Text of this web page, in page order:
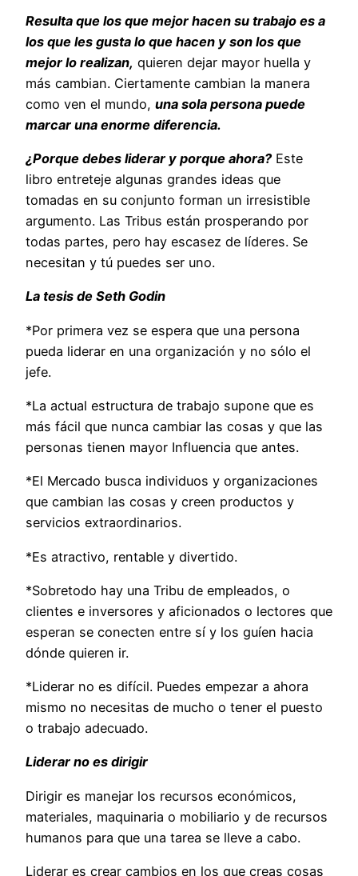
Resulta que los que mejor hacen su trabajo es a
los que les gusta lo que hacen y son los que
mejor lo realizan, quieren dejar mayor huella y
más cambian. Ciertamente cambian la manera
como ven el mundo, una sola persona puede
marcar una enorme diferencia.
¿Porque debes liderar y porque ahora? Este
libro entreteje algunas grandes ideas que
tomadas en su conjunto forman un irresistible
argumento. Las Tribus están prosperando por
todas partes, pero hay escasez de líderes. Se
necesitan y tú puedes ser uno.
La tesis de Seth Godin
*Por primera vez se espera que una persona
pueda liderar en una organización y no sólo el
jefe.
*La actual estructura de trabajo supone que es
más fácil que nunca cambiar las cosas y que las
personas tienen mayor Influencia que antes.
*El Mercado busca individuos y organizaciones
que cambian las cosas y creen productos y
servicios extraordinarios.
*Es atractivo, rentable y divertido.
*Sobretodo hay una Tribu de empleados, o
clientes e inversores y aficionados o lectores que
esperan se conecten entre sí y los guíen hacia
dónde quieren ir.
*Liderar no es difícil. Puedes empezar a ahora
mismo no necesitas de mucho o tener el puesto
o trabajo adecuado.
Liderar no es dirigir
Dirigir es manejar los recursos económicos,
materiales, maquinaria o mobiliario y de recursos
humanos para que una tarea se lleve a cabo.
Liderar es crear cambios en los que creas cosas